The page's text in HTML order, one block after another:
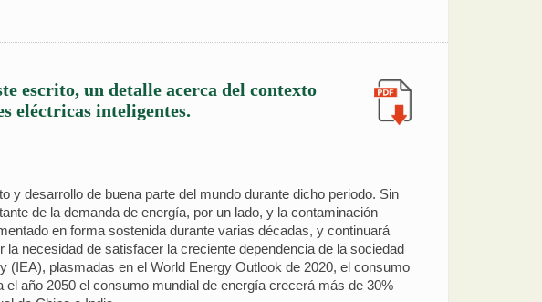
escrito, un detalle acerca del contexto
eléctricas inteligentes.
desarrollo de buena parte del mundo durante dicho periodo. Sin
de la demanda de energía, por un lado, y la contaminación
en forma sostenida durante varias décadas, y continuará
necesidad de satisfacer la creciente dependencia de la sociedad
(IEA), plasmadas en el World Energy Outlook de 2020, el consumo
año 2050 el consumo mundial de energía crecerá más de 30%